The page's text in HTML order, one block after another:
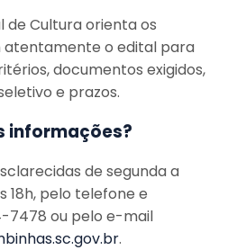
de Cultura orienta os
atentamente o edital para
documentos exigidos,
e prazos.
informações?
de segunda a
18h, pelo telefone e
7478 ou pelo e-mail
.